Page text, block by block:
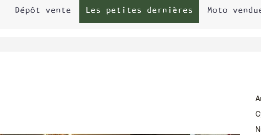
Dépôt vente Les petites dernières Moto